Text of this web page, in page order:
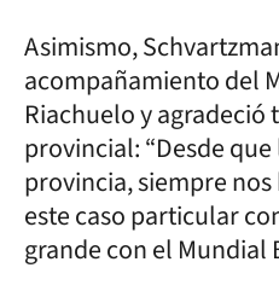
Asimismo,
acompañamiento del
Riachuelo y
provincial: “Desde
provincia, siempre
este caso particular
grande con el Mundial